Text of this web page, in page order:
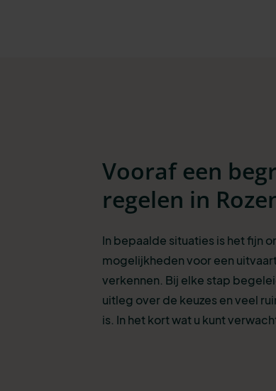
Vooraf een
regelen in
In bepaalde situaties is het fijn
mogelijkheden voor een
verkennen. Bij elke stap
uitleg over de keuzes en veel
is. In het kort wat u kunt